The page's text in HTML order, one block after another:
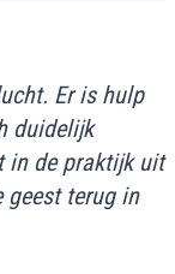
Er is hulp
duidelijk
in de praktijk uit
geest terug in